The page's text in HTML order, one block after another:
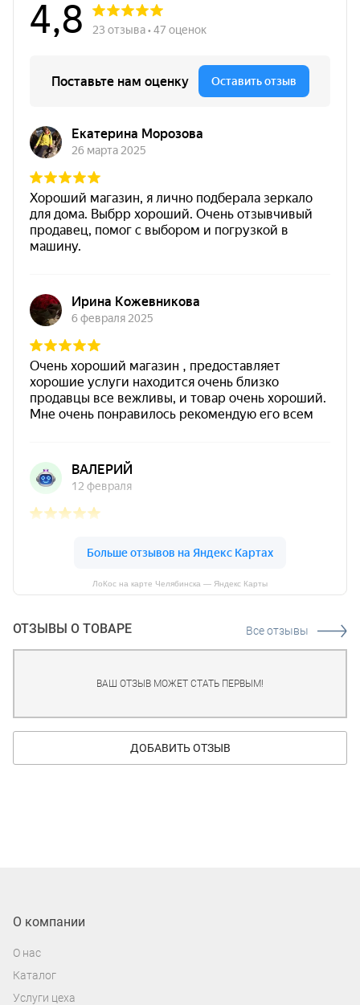
ЛоКос на карте Челябинска — Яндекс Карты
ОТЗЫВЫ О ТОВАРЕ Все отзывы
ВАШ ОТЗЫВ МОЖЕТ СТАТЬ ПЕРВЫМ!
ДОБАВИТЬ ОТЗЫВ
О компании
О нас
Каталог
Услуги цеха